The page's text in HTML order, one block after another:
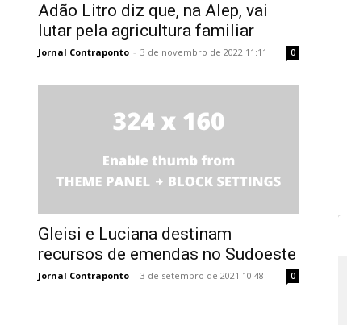
Adão Litro diz que, na Alep, vai
lutar pela agricultura familiar
Jornal Contraponto - 3 de novembro de 2022 11:11 0
Gleisi e Luciana destinam
recursos de emendas no Sudoeste
Jornal Contraponto - 3 de setembro de 2021 10:48 0